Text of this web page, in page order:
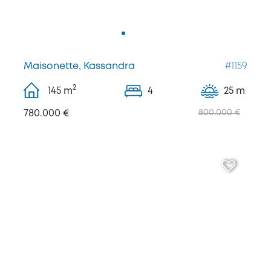
Maisonette, Kassandra #1159
145 m2 4 25 m
780.000 € 800.000 €